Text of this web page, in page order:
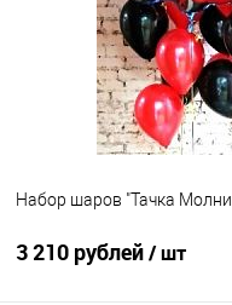
Набор шаров "Тачка
3 210 рублей/ шт